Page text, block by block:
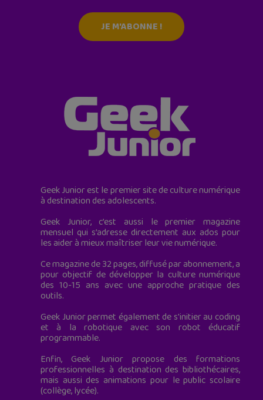
JE M'ABONNE !
Geek Junior est le premier site de culture numérique
à destination des adolescents.
Geek Junior, c’est aussi le premier magazine
mensuel qui s’adresse directement aux ados pour
les aider à mieux maîtriser leur vie numérique.
Ce magazine de 32 pages, diffusé par abonnement, a
pour objectif de développer la culture numérique
des 10-15 ans avec une approche pratique des
outils.
Geek Junior permet également de s'initier au coding
et à la robotique avec son robot éducatif
programmable.
Enfin, Geek Junior propose des formations
professionnelles à destination des bibliothécaires,
mais aussi des animations pour le public scolaire
(collège, lycée).